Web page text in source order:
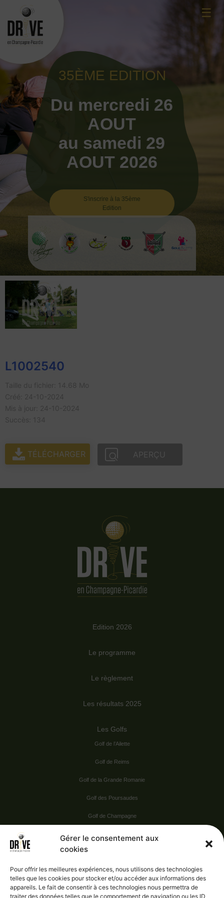
Gérer le consentement aux
cookies
Pour offrir les meilleures expériences, nous utilisons des technologies
telles que les cookies pour stocker et/ou accéder aux informations des
appareils. Le fait de consentir à ces technologies nous permettra de
traiter des données telles que le comportement de navigation ou les ID
content
☰
35ÈME EDITION
Du mercredi 26
AOUT
au samedi 29
AOUT 2026
S'inscrire à la 35ème
Edition
L1002540
TÉLÉCHARGER APERÇU
Edition 2026
Le programme
Le règlement
Les résultats 2025
Les Golfs
Golf de l’Ailette
Golf de Reims
Golf de la Grande Romanie
Golf des Poursaudes
Golf de Champagne
Vie pratique